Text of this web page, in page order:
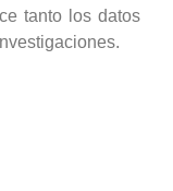
tanto los datos